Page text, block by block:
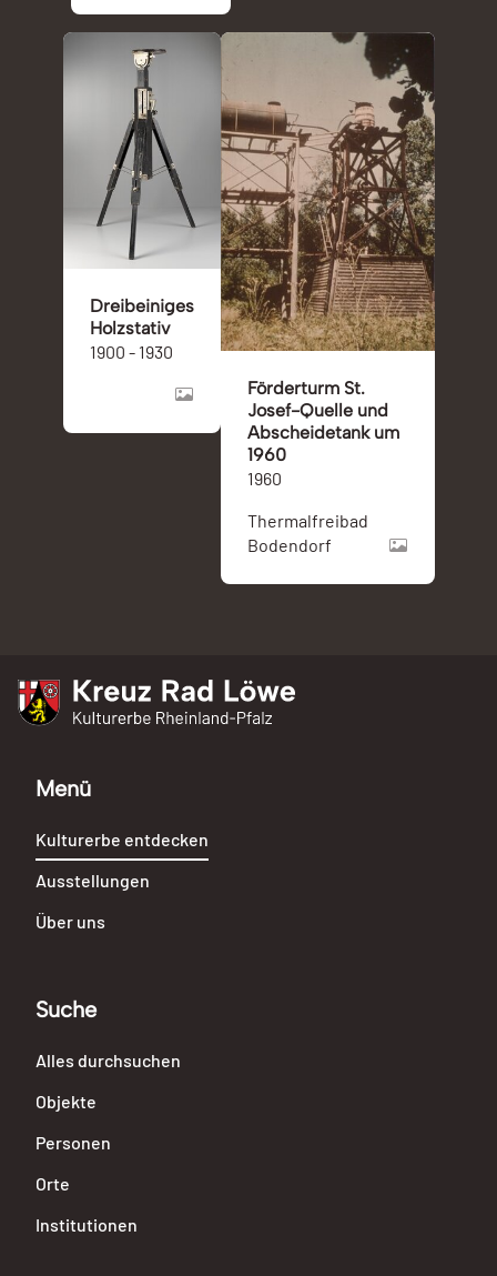
Dreibeiniges
Holzstativ
1900 - 1930
Förderturm St.
Josef-Quelle und
Abscheidetank um
1960
1960
Thermalfreibad
Bodendorf
Menü
Kulturerbe entdecken
Ausstellungen
Über uns
Suche
Alles durchsuchen
Objekte
Personen
Orte
Institutionen